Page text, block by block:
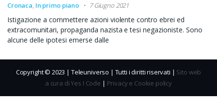
Cronaca, In primo piano 7 Giugno 2021
Istigazione a commettere azioni violente contro ebrei ed
extracomunitari, propaganda nazista e tesi negazioniste. Sono
alcune delle ipotesi emerse dalle
Copyright © 2023 | Teleuniverso | Tutti i diritti riservati | Sito web
a cura di Yes I Code | Privacy e Cookie policy